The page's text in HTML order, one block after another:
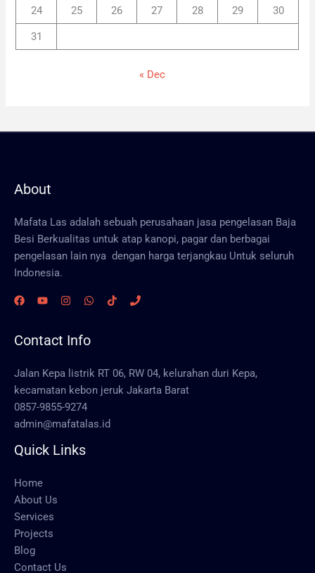
24 25 26 27 28 29 30
31
« Dec
About
Mafata Las adalah sebuah perusahaan jasa pengelasan Baja
Besi Berkualitas untuk atap kanopi, pagar dan berbagai
pengelasan lain nya dengan harga terjangkau Untuk seluruh
Indonesia.
Contact Info
Jalan Kepa listrik RT 06, RW 04, kelurahan duri Kepa,
kecamatan kebon jeruk Jakarta Barat
0857-9855-9274
admin@mafatalas.id
Quick Links
Home
About Us
Services
Projects
Blog
Contact Us